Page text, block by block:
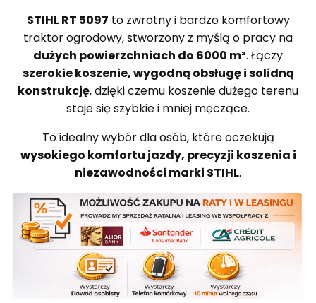
STIHL RT 5097 to zwrotny i bardzo komfortowy
traktor ogrodowy, stworzony z myślą o pracy na
dużych powierzchniach do 6000 m². Łączy
szerokie koszenie, wygodną obsługę i solidną
konstrukcję, dzięki czemu koszenie dużego terenu
staje się szybkie i mniej męczące.
To idealny wybór dla osób, które oczekują
wysokiego komfortu jazdy, precyzji koszenia i
niezawodności marki STIHL.